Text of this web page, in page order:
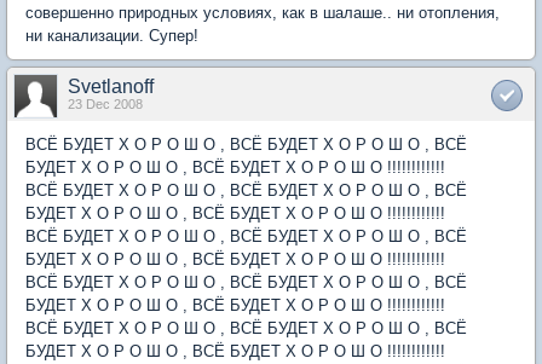
совершенно природных условиях, как в шалаше.. ни отопления,
ни канализации. Супер!
Svetlanoff
23 Dec 2008
ВСЁ БУДЕТ Х О Р О Ш О , ВСЁ БУДЕТ Х О Р О Ш О , ВСЁ
БУДЕТ Х О Р О Ш О , ВСЁ БУДЕТ Х О Р О Ш О !!!!!!!!!!!!
ВСЁ БУДЕТ Х О Р О Ш О , ВСЁ БУДЕТ Х О Р О Ш О , ВСЁ
БУДЕТ Х О Р О Ш О , ВСЁ БУДЕТ Х О Р О Ш О !!!!!!!!!!!!
ВСЁ БУДЕТ Х О Р О Ш О , ВСЁ БУДЕТ Х О Р О Ш О , ВСЁ
БУДЕТ Х О Р О Ш О , ВСЁ БУДЕТ Х О Р О Ш О !!!!!!!!!!!!
ВСЁ БУДЕТ Х О Р О Ш О , ВСЁ БУДЕТ Х О Р О Ш О , ВСЁ
БУДЕТ Х О Р О Ш О , ВСЁ БУДЕТ Х О Р О Ш О !!!!!!!!!!!!
ВСЁ БУДЕТ Х О Р О Ш О , ВСЁ БУДЕТ Х О Р О Ш О , ВСЁ
БУДЕТ Х О Р О Ш О , ВСЁ БУДЕТ Х О Р О Ш О !!!!!!!!!!!!